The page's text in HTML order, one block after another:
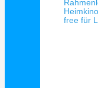
free für